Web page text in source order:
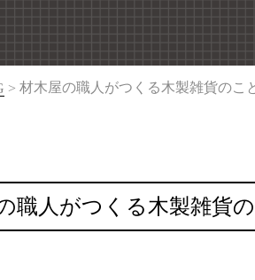
> 材木屋の職人がつくる木製雑貨のこ
職人がつくる木製雑貨